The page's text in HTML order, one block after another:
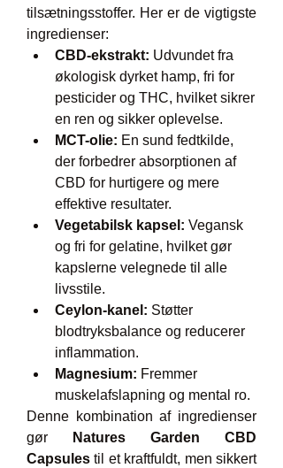
tilsætningsstoffer. Her er de vigtigste
ingredienser:
CBD-ekstrakt: Udvundet fra
økologisk dyrket hamp, fri for
pesticider og THC, hvilket sikrer
en ren og sikker oplevelse.
MCT-olie: En sund fedtkilde,
der forbedrer absorptionen af
CBD for hurtigere og mere
effektive resultater.
Vegetabilsk kapsel: Vegansk
og fri for gelatine, hvilket gør
kapslerne velegnede til alle
livsstile.
Ceylon-kanel: Støtter
blodtryksbalance og reducerer
inflammation.
Magnesium: Fremmer
muskelafslapning og mental ro.
Denne kombination af ingredienser
gør
Natures Garden CBD
Capsules til et kraftfuldt, men sikkert